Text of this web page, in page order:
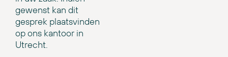
gewenst kan dit
gesprek plaatsvinden
op ons kantoor in
Utrecht.